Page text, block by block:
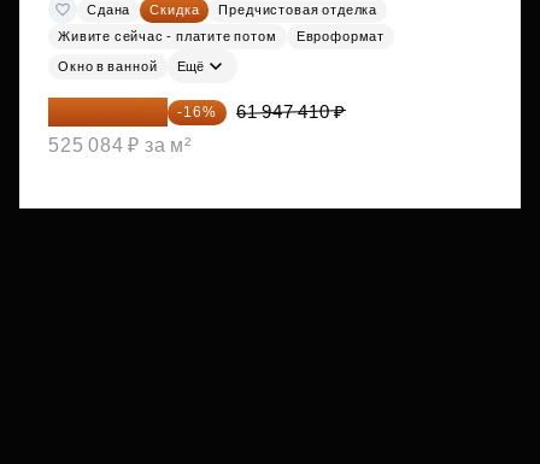
Сдана Скидка
Предчистовая отделка
Живите сейчас - платите потом
Евроформат
Окно в ванной Ещё
52 035 824 ₽ -16%
61 947 410 ₽
525 084 ₽ за м²